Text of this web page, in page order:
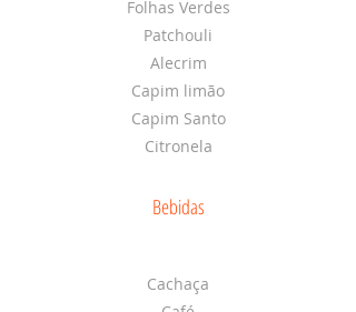
Folhas Verdes
Patchouli
Alecrim
Capim limão
Capim Santo
Citronela
Bebidas
Cachaça